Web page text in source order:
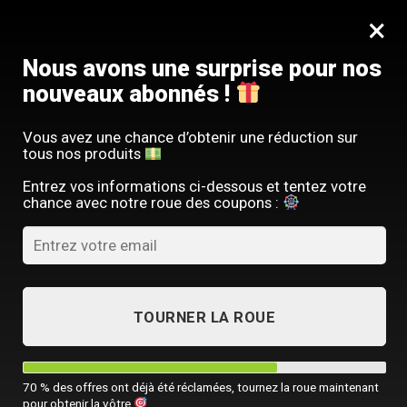
contenu
ACCUEIL / SAC À DOS LUXE
×
Nous avons une surprise pour nos
nouveaux abonnés !
Vous avez une chance d’obtenir une réduction sur
tous nos produits
Entrez vos informations ci-dessous et tentez votre
chance avec notre roue des coupons :
TOURNER LA ROUE
70 % des offres ont déjà été réclamées, tournez la roue maintenant
pour obtenir la vôtre